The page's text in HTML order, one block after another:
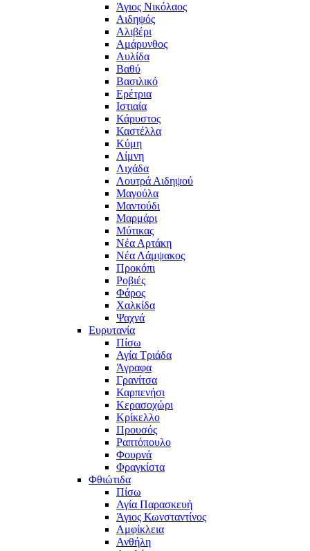
Άγιος Νικόλαος
Αιδηψός
Αλιβέρι
Αμάρυνθος
Αυλίδα
Βαθύ
Βασιλικό
Ερέτρια
Ιστιαία
Κάρυστος
Καστέλλα
Κύμη
Λίμνη
Λιχάδα
Λουτρά Αιδηψού
Μαγούλα
Μαντούδι
Μαρμάρι
Μύτικας
Νέα Αρτάκη
Νέα Λάμψακος
Προκόπι
Ροβιές
Φάρος
Χαλκίδα
Ψαχνά
Ευρυτανία
Πίσω
Αγία Τριάδα
Άγραφα
Γρανίτσα
Καρπενήσι
Κερασοχώρι
Κρίκελλο
Προυσός
Ραπτόπουλο
Φουρνά
Φραγκίστα
Φθιώτιδα
Πίσω
Αγία Παρασκευή
Άγιος Κωνσταντίνος
Αμφίκλεια
Ανθήλη